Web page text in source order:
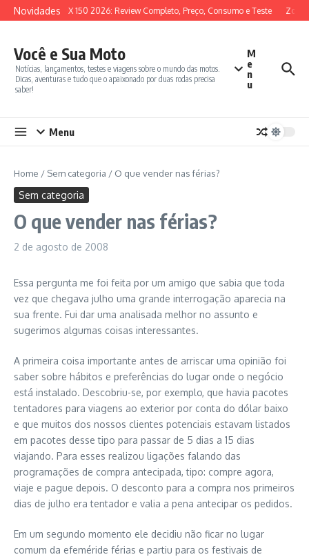
Ir para o conteúdo
Novidades
SYM ADX 150 2026: Review Completo, Preço, Consumo e Teste
Você e Sua Moto
Notícias, lançamentos, testes e viagens sobre o mundo das motos.
Dicas, aventuras e tudo que o apaixonado por duas rodas precisa
saber!
M
e
n
u
Menu
Home / Sem categoria / O que vender nas férias?
Sem categoria
O que vender nas férias?
2 de agosto de 2008
Essa pergunta me foi feita por um amigo que sabia que toda
vez que chegava julho uma grande interrogação aparecia na
sua frente. Fui dar uma analisada melhor no assunto e
sugerimos algumas coisas interessantes.
A primeira coisa importante antes de arriscar uma opinião foi
saber sobre hábitos e preferências do lugar onde o negócio
está instalado. Descobriu-se, por exemplo, que havia pacotes
tentadores para viagens ao exterior por conta do dólar baixo
e que muitos dos nossos clientes potenciais estavam listados
em pacotes desse tipo para passar de 5 dias a 15 dias
viajando. Para esses realizou ligações falando das
programações de compra antecipada, tipo: compre agora,
viaje e pague depois. O desconto para a compra nos primeiros
dias de julho era tentador e valia a pena antecipar os pedidos.
Em um segundo momento ele decidiu não ficar no lugar
comum da efeméride férias e partiu para os festivais de